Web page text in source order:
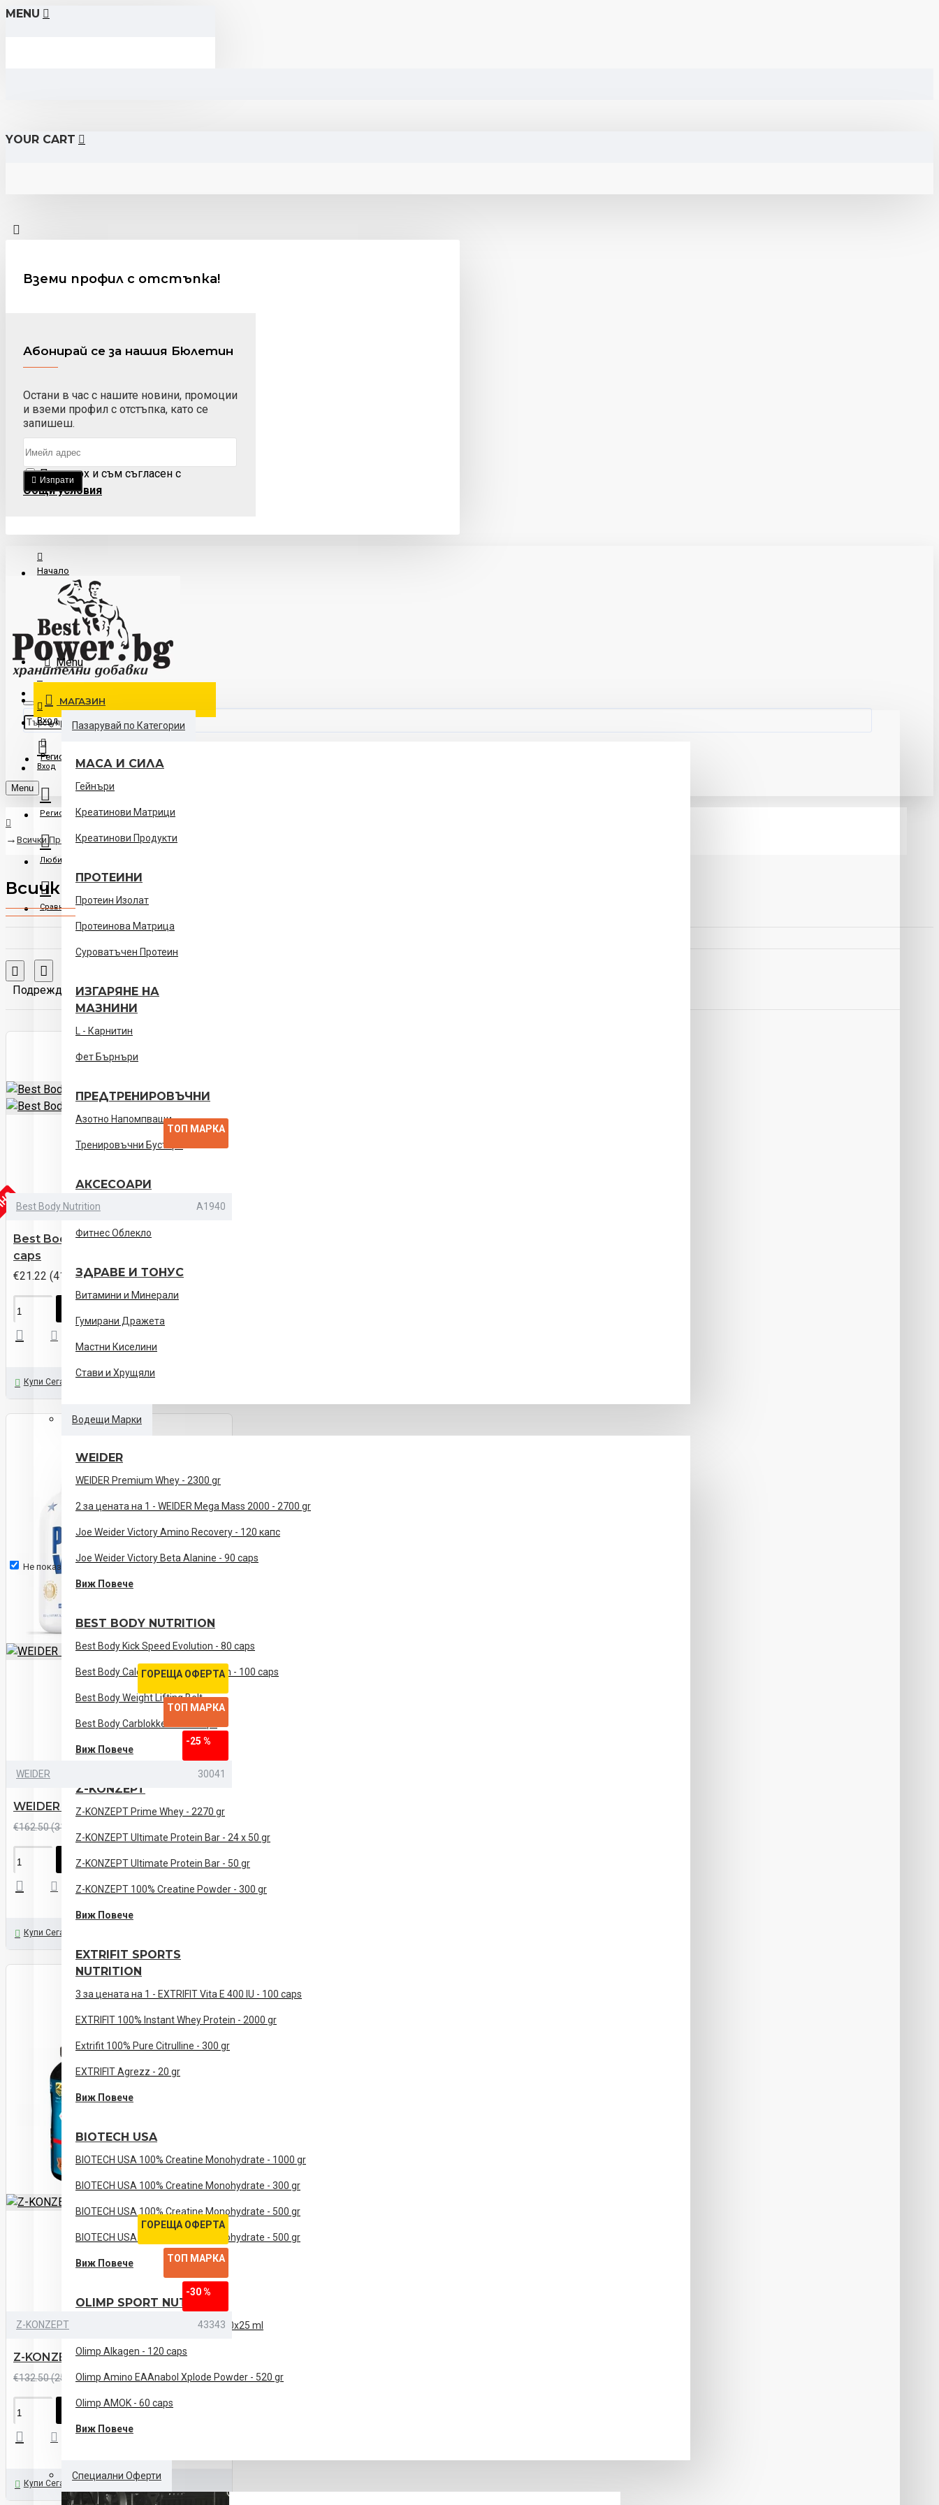
MENU
YOUR CART
Вземи профил с отстъпка!
Абонирай се за нашия Бюлетин
Остани в час с нашите новини, промоции
и вземи профил с отстъпка, като се
запишеш.
Изпрати
Прочетох и съм съгласен с
Общи условия
Не показвай отново.
Начало
За Нас
Контакти
Вход
Регистрация
Любими
Сравни
Menu
МАГАЗИН
Пазарувай по Категории
МАСА И СИЛА
Гейнъри
Креатинови Матрици
Креатинови Продукти
ПРОТЕИНИ
Протеин Изолат
Протеинова Матрица
Суроватъчен Протеин
ИЗГАРЯНЕ НА
МАЗНИНИ
L - Карнитин
Фет Бърнъри
ПРЕДТРЕНИРОВЪЧНИ
Азотно Напомпващи
Тренировъчни Бустери
АКСЕСОАРИ
Фитнес Аксесоари
Фитнес Облекло
ЗДРАВЕ И ТОНУС
Витамини и Минерали
Гумирани Дражета
Мастни Киселини
Стави и Хрущяли
Водещи Марки
WEIDER
WEIDER Premium Whey - 2300 gr
2 за цената на 1 - WEIDER Mega Mass 2000 - 2700 gr
Joe Weider Victory Amino Recovery - 120 капс
Joe Weider Victory Beta Alanine - 90 caps
Виж Повече
BEST BODY NUTRITION
Best Body Kick Speed Evolution - 80 caps
Best Body Calcium and Magnesium - 100 caps
Best Body Weight Lifting Belt
Best Body Carblokker - 100 caps
Виж Повече
Z-KONZEPT
Z-KONZEPT Prime Whey - 2270 gr
Z-KONZEPT Ultimate Protein Bar - 24 x 50 gr
Z-KONZEPT Ultimate Protein Bar - 50 gr
Z-KONZEPT 100% Creatine Powder - 300 gr
Виж Повече
EXTRIFIT SPORTS
NUTRITION
3 за цената на 1 - EXTRIFIT Vita E 400 IU - 100 caps
EXTRIFIT 100% Instant Whey Protein - 2000 gr
Extrifit 100% Pure Citrulline - 300 gr
EXTRIFIT Agrezz - 20 gr
Виж Повече
BIOTECH USA
BIOTECH USA 100% Creatine Monohydrate - 1000 gr
BIOTECH USA 100% Creatine Monohydrate - 300 gr
BIOTECH USA 100% Creatine Monohydrate - 500 gr
BIOTECH USA 100% Creatine Monohydrate - 500 gr
Виж Повече
OLIMP SPORT NUTRITION
Olimp AAKG 7500 Extreme shot - 20x25 ml
Olimp Alkagen - 120 caps
Olimp Amino EAAnabol Xplode Powder - 520 gr
Olimp AMOK - 60 caps
Виж Повече
Специални Оферти
Вход
Регистрация
Menu
Всички Продукти
Всички Продукти
Подреждане по:
ТОП МАРКА
Best Body Nutrition A1940
Best Body Kick Speed Evolution - 80
caps
€21.22 (41.50лв)
Купи Сега
ГОРЕЩА ОФЕРТА
ТОП МАРКА
-25 %
WEIDER 30041
WEIDER Premium Whey - 2300 gr
€162.50 (317.82лв)
ПОРЪЧАЙ
Купи Сега
ГОРЕЩА ОФЕРТА
ТОП МАРКА
-30 %
Z-KONZEPT 43343
Z-KONZEPT Prime Whey - 2270 gr
€132.50 (259.15лв) €92.75 (181.40лв)
ПОРЪЧАЙ
Купи Сега Задайте ни Въпрос